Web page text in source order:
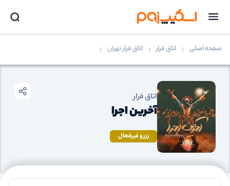
صفحه اصلی اتاق فرار اتاق فرار تهران
اتاق فرار
آخرین اجرا
رزرو غیرفعال